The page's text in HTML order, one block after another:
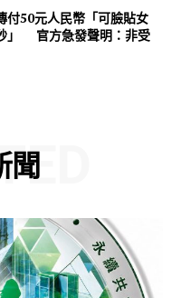
付50元人民幣「可臉貼女
」 官方急發聲明：非受
聞